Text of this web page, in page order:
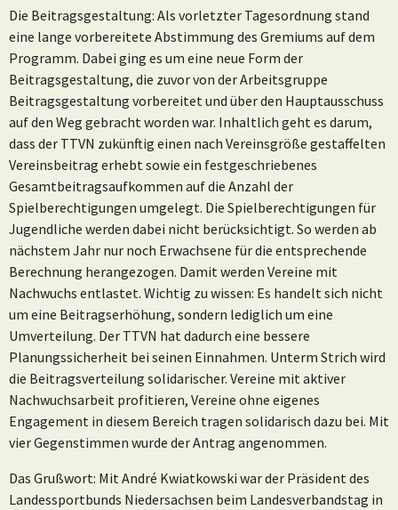
Die Beitragsgestaltung: Als vorletzter Tagesordnung stand
eine lange vorbereitete Abstimmung des Gremiums auf dem
Programm. Dabei ging es um eine neue Form der
Beitragsgestaltung, die zuvor von der Arbeitsgruppe
Beitragsgestaltung vorbereitet und über den Hauptausschuss
auf den Weg gebracht worden war. Inhaltlich geht es darum,
dass der TTVN zukünftig einen nach Vereinsgröße gestaffelten
Vereinsbeitrag erhebt sowie ein festgeschriebenes
Gesamtbeitragsaufkommen auf die Anzahl der
Spielberechtigungen umgelegt. Die Spielberechtigungen für
Jugendliche werden dabei nicht berücksichtigt. So werden ab
nächstem Jahr nur noch Erwachsene für die entsprechende
Berechnung herangezogen. Damit werden Vereine mit
Nachwuchs entlastet. Wichtig zu wissen: Es handelt sich nicht
um eine Beitragserhöhung, sondern lediglich um eine
Umverteilung. Der TTVN hat dadurch eine bessere
Planungssicherheit bei seinen Einnahmen. Unterm Strich wird
die Beitragsverteilung solidarischer. Vereine mit aktiver
Nachwuchsarbeit profitieren, Vereine ohne eigenes
Engagement in diesem Bereich tragen solidarisch dazu bei. Mit
vier Gegenstimmen wurde der Antrag angenommen.
Das Grußwort: Mit André Kwiatkowski war der Präsident des
Landessportbunds Niedersachsen beim Landesverbandstag in